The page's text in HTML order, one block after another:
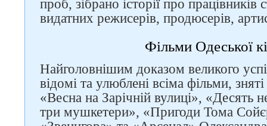
проб, зібрано історії про працівників
видатних режисерів, продюсерів,
Фільми Одеської
Найголовнішим доказом великого
відомі та улюблені всіма фільми,
«Весна на Зарічній вулиці», «Десять
три мушкетери», «Пригоди Тома